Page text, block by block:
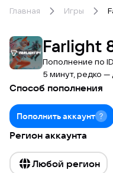
Главная Игры
Farlight
Пополнение по
5 минут, редко —
Способ пополнения
Пополнить аккаунт
Регион аккаунта
Любой регион